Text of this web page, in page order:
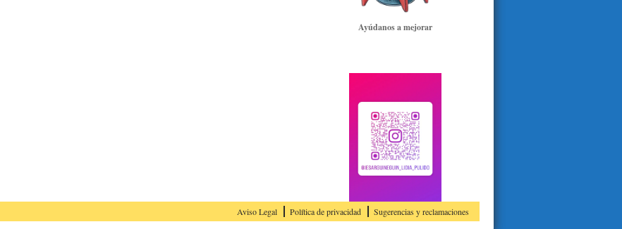
Ayúdanos a mejorar
Aviso Legal Política de privacidad Sugerencias y reclamaciones